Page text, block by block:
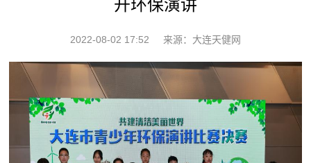
开环保演讲
2022-08-02 17:52 来源：大连天健网